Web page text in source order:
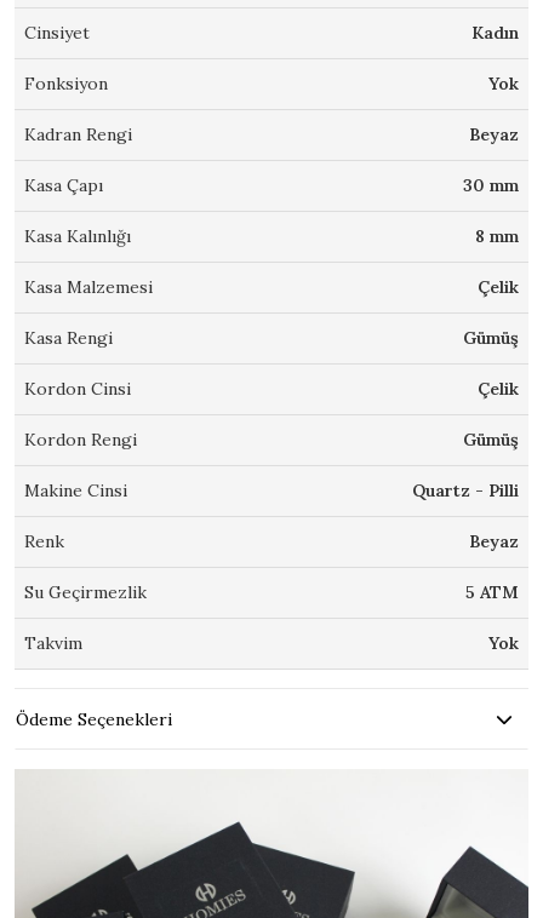
Cinsiyet Kadın
Fonksiyon Yok
Kadran Rengi Beyaz
Kasa Çapı 30 mm
Kasa Kalınlığı 8 mm
Kasa Malzemesi Çelik
Kasa Rengi Gümüş
Kordon Cinsi Çelik
Kordon Rengi Gümüş
Makine Cinsi Quartz - Pilli
Renk Beyaz
Su Geçirmezlik 5 ATM
Takvim Yok
Ödeme Seçenekleri